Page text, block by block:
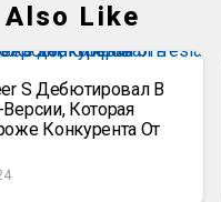
Also Like
S Дебютировал В
Которая
Конкурента От